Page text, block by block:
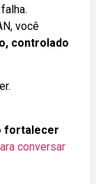
você
controlado
fortalecer
conversar